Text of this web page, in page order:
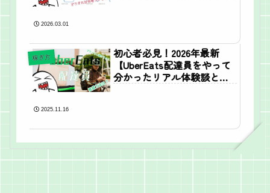
2026.03.01
稼ぎ方
初心者必見！2026年最新
【UberEats配達員をやって
分かったリアル体験談と稼
2025.11.16